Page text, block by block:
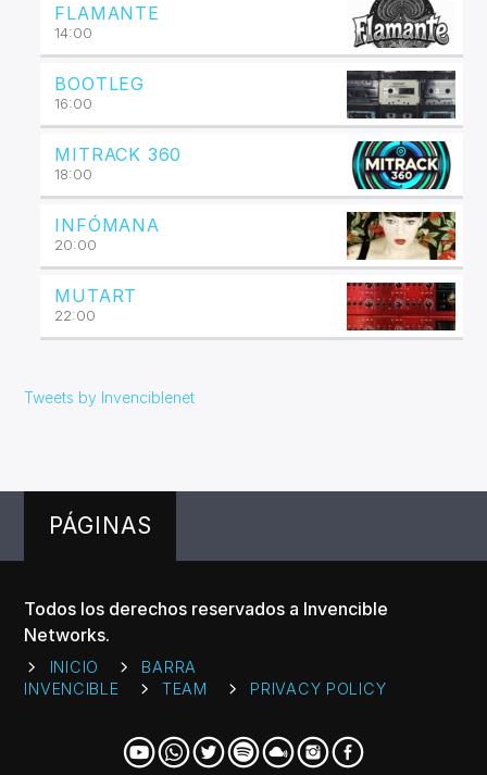
FLAMANTE
14:00
BOOTLEG
16:00
MITRACK 360
18:00
INFÓMANA
20:00
MUTART
22:00
Tweets by Invenciblenet
PÁGINAS
Todos los derechos reservados a Invencible
Networks.
INICIO
BARRA
INVENCIBLE
TEAM PRIVACY POLICY